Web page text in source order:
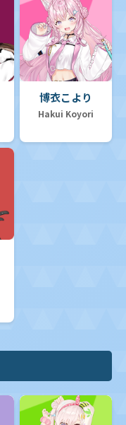
博衣こより
Hakui Koyori